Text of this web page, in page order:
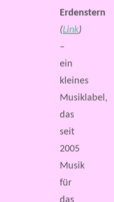
Erdenstern
(Link)
–
ein
kleines
Musiklabel,
das
seit
2005
Musik
für